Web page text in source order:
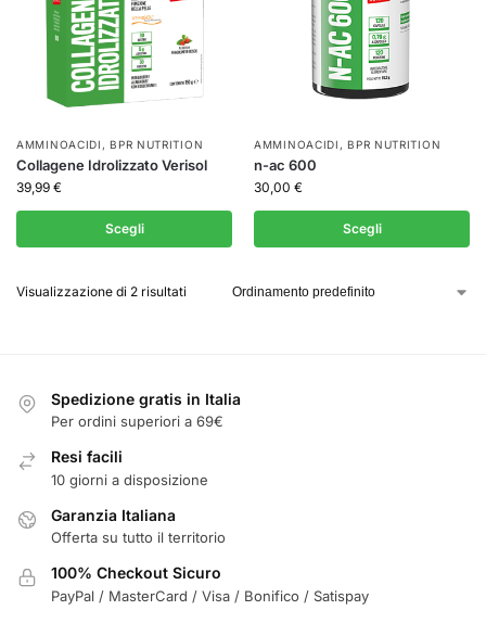
AMMINOACIDI ,BPR NUTRITION
Collagene Idrolizzato Verisol
39,99 €
Scegli
AMMINOACIDI ,BPR NUTRITION
n-ac 600
30,00 €
Scegli
Visualizzazione di 2 risultati
Spedizione gratis in Italia
Per ordini superiori a 69€
Resi facili
10 giorni a disposizione
Garanzia Italiana
Offerta su tutto il territorio
100% Checkout Sicuro
PayPal / MasterCard / Visa / Bonifico / Satispay